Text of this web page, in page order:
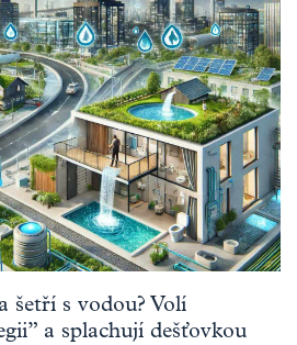
šetří s vodou? Volí
a splachují dešťovkou